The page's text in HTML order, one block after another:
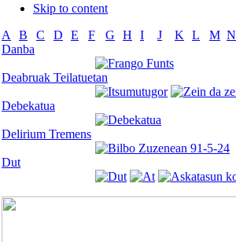
Skip to content
A
B C D E F G H I J K L M N
Danba
Deabruak Teilatuetan
Debekatua
Delirium Tremens
Dut